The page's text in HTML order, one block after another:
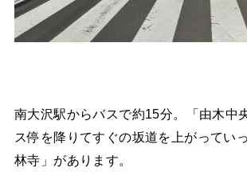
南大沢駅からバスで約15分。「由木中
ス停を降りてすぐの坂道を上がってい
林寺」があります。